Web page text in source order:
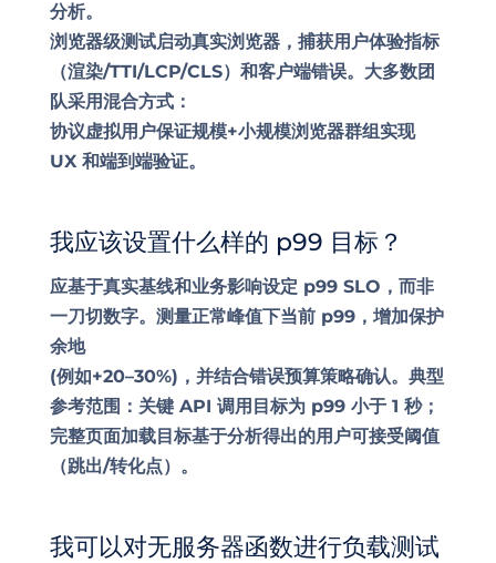
分析。
浏览器级测试启动真实浏览器，捕获用户体验指标
（渲染/TTI/LCP/CLS）和客户端错误。大多数团
队采用混合方式：
协议虚拟用户保证规模+小规模浏览器群组实现
UX 和端到端验证。
我应该设置什么样的 p99 目标？
应基于真实基线和业务影响设定 p99 SLO，而非
一刀切数字。测量正常峰值下当前 p99，增加保护
余地
(例如+20–30%)，并结合错误预算策略确认。典型
参考范围：关键 API 调用目标为 p99 小于 1 秒；
完整页面加载目标基于分析得出的用户可接受阈值
（跳出/转化点）。
我可以对无服务器函数进行负载测试